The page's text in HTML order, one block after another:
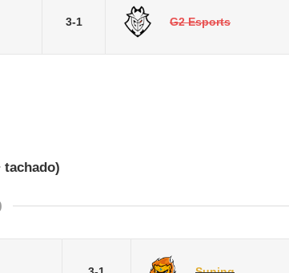
3-1 G2 Esports
tachado)